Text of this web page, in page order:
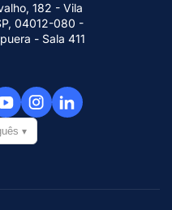
182 - Vila
04012-080 -
- Sala 411
▾